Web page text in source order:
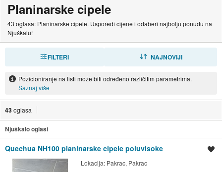
Planinarske cipele
43 oglasa: Planinarske cipele. Usporedi cijene i odaberi najbolju ponudu na
Njuškalu!
FILTERI NAJNOVIJI
Pozicioniranje na listi može biti određeno različitim parametrima.
Saznaj više
43oglasa
Njuškalo oglasi
Quechua NH100 planinarske cipele poluvisoke
Lokacija: Pakrac, Pakrac